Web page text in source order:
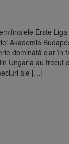
Poiana Brașov
specialist.
Erste
Akademia
dominată clar în
Ungaria au trecut
ale […]